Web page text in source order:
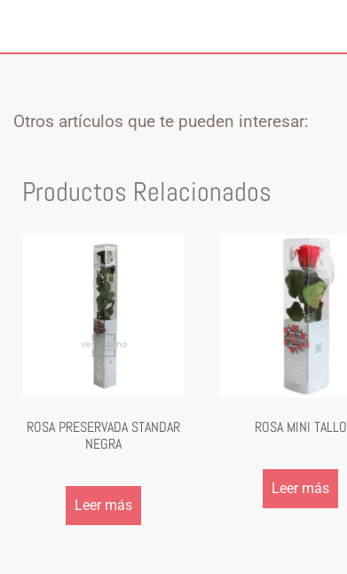
Otros artículos que te pueden interesar:
Productos Relacionados
ROSA PRESERVADA STANDAR
NEGRA
Leer más
ROSA MINI TALLO
Leer más